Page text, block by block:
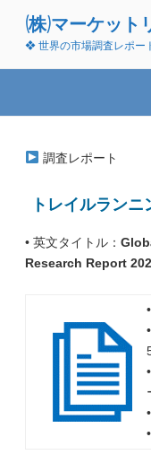
ン
(株)マーケット
❖ 世界の市場調査レポー
調査レポート
トレイルラン
• 英文タイトル：
Research Report